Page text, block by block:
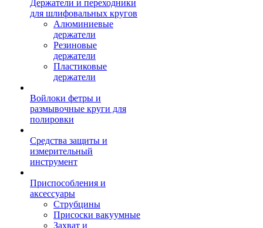
Держатели и переходники
для шлифовальных кругов
Алюминиевые
держатели
Резиновые
держатели
Пластиковые
держатели
Войлоки фетры и
размывочные круги для
полировки
Средства защиты и
измерительный
инструмент
Приспособления и
аксессуары
Струбцины
Присоски вакуумные
Захват и